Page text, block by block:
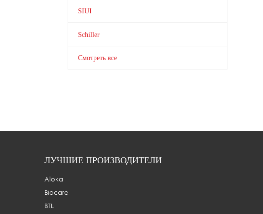
SIUI
Schiller
Смотреть все
ЛУЧШИЕ ПРОИЗВОДИТЕЛИ
Aloka
Biocare
BTL